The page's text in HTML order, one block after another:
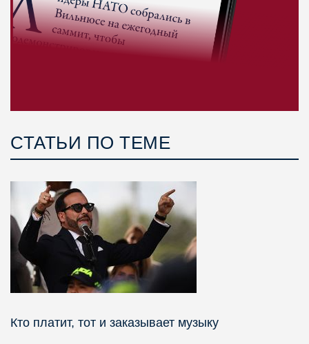
СТАТЬИ ПО ТЕМЕ
Кто платит, тот и заказывает музыку